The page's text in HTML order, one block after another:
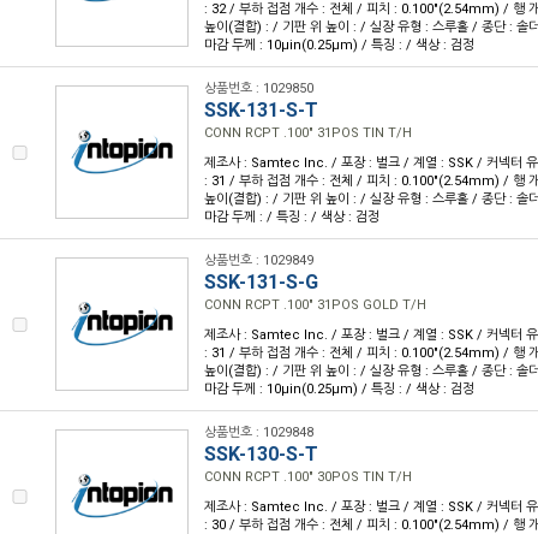
: 32 / 부하 접점 개수 : 전체 / 피치 : 0.100"(2.54mm) / 행
높이(결합) : / 기판 위 높이 : / 실장 유형 : 스루홀 / 종단 : 솔
마감 두께 : 10µin(0.25µm) / 특징 : / 색상 : 검정
상품번호 : 1029850
SSK-131-S-T
CONN RCPT .100" 31POS TIN T/H
제조사 : Samtec Inc. / 포장 : 벌크 / 계열 : SSK / 커넥터
: 31 / 부하 접점 개수 : 전체 / 피치 : 0.100"(2.54mm) / 행
높이(결합) : / 기판 위 높이 : / 실장 유형 : 스루홀 / 종단 : 솔
마감 두께 : / 특징 : / 색상 : 검정
상품번호 : 1029849
SSK-131-S-G
CONN RCPT .100" 31POS GOLD T/H
제조사 : Samtec Inc. / 포장 : 벌크 / 계열 : SSK / 커넥터
: 31 / 부하 접점 개수 : 전체 / 피치 : 0.100"(2.54mm) / 행
높이(결합) : / 기판 위 높이 : / 실장 유형 : 스루홀 / 종단 : 솔
마감 두께 : 10µin(0.25µm) / 특징 : / 색상 : 검정
상품번호 : 1029848
SSK-130-S-T
CONN RCPT .100" 30POS TIN T/H
제조사 : Samtec Inc. / 포장 : 벌크 / 계열 : SSK / 커넥터
: 30 / 부하 접점 개수 : 전체 / 피치 : 0.100"(2.54mm) / 행